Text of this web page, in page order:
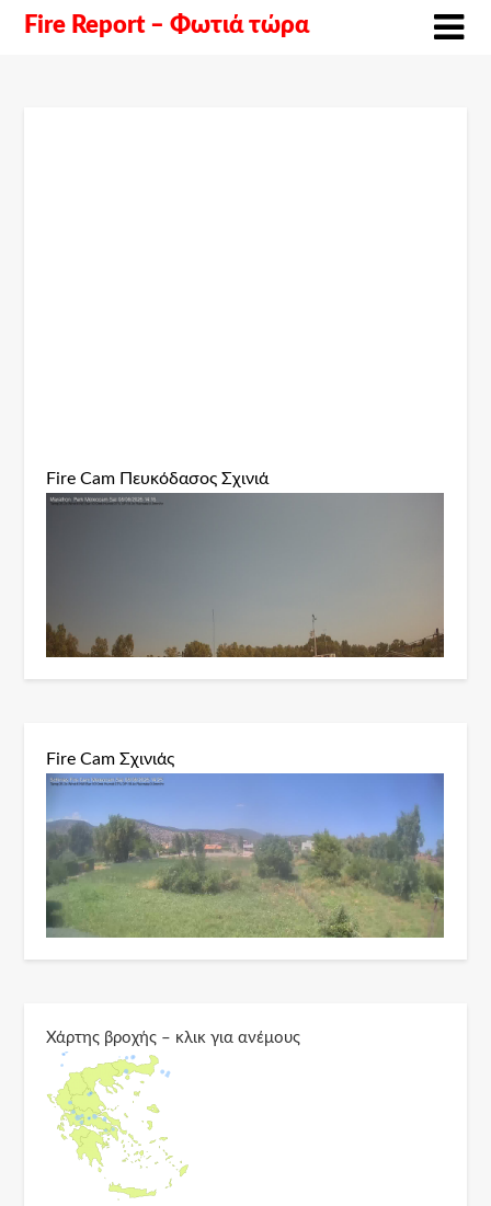
Fire Report – Φωτιά τώρα
Fire Cam Πευκόδασος Σχινιά
Fire Cam Σχινιάς
Χάρτης βροχής – κλικ για ανέμους